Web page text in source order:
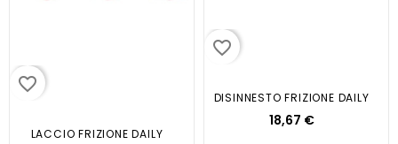
favorite_border
LACCIO FRIZIONE DAILY
favorite_border
DISINNESTO FRIZIONE DAILY
18,67 €